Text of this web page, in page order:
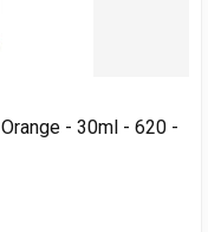
- 30ml - 620 -